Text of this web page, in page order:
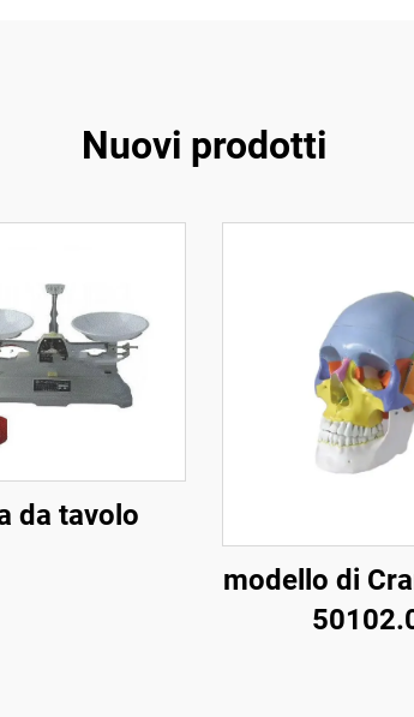
Nuovi prodotti
da tavolo
modello di